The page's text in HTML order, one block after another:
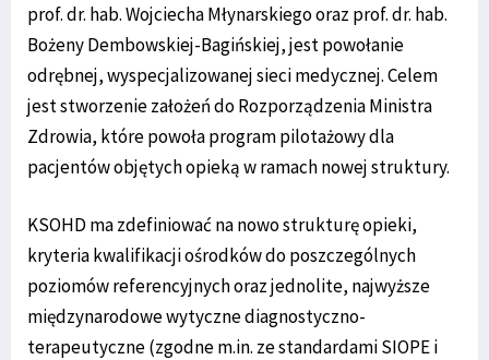
prof. dr. hab. Wojciecha Młynarskiego oraz prof. dr. hab.
Bożeny Dembowskiej-Bagińskiej, jest powołanie
odrębnej, wyspecjalizowanej sieci medycznej. Celem
jest stworzenie założeń do Rozporządzenia Ministra
Zdrowia, które powoła program pilotażowy dla
pacjentów objętych opieką w ramach nowej struktury.
KSOHD ma zdefiniować na nowo strukturę opieki,
kryteria kwalifikacji ośrodków do poszczególnych
poziomów referencyjnych oraz jednolite, najwyższe
międzynarodowe wytyczne diagnostyczno-
terapeutyczne (zgodne m.in. ze standardami SIOPE i